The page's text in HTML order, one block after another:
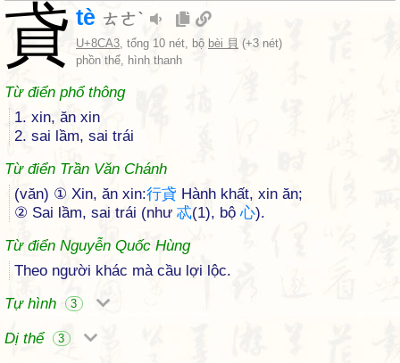
貣 tè ㄊㄜˋ
U+8CA3, tổng 10 nét, bộ bèi 貝 (+3 nét)
phồn thể, hình thanh
Từ điển phổ thông
1. xin, ăn xin
2. sai lầm, sai trái
Từ điển Trần Văn Chánh
(văn) ① Xin, ăn xin:行貣 Hành khất, xin ăn;
② Sai lầm, sai trái (như 忒(1), bộ心).
Từ điển Nguyễn Quốc Hùng
Theo người khác mà cầu lợi lộc.
Tự hình
3
Dị thể 3